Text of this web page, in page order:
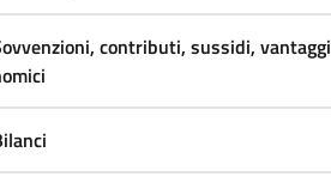
contributi, sussidi, vantaggi